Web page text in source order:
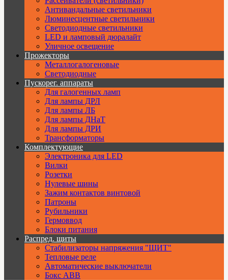
Антивандальные светильники
Люминесцентные светильники
Cветодиодные светильники
LED и ламповый дюралайт
Уличное освещение
Прожекторы
Металлогалогеновые
Светодиодные
Пускорег. аппараты
Для галогенных ламп
Для лампы ДРЛ
Для лампы ЛБ
Для лампы ДНаТ
Для лампы ДРИ
Трансформаторы
Комплектующие
Электроника для LED
Вилки
Розетки
Нулевые шины
Зажим контактов винтовой
Патроны
Рубильники
Гермоввод
Блоки питания
Распред. щиты
Стабилизаторы напряжения "ЩИТ"
Тепловые реле
Автоматические выключатели
Бокс ABB